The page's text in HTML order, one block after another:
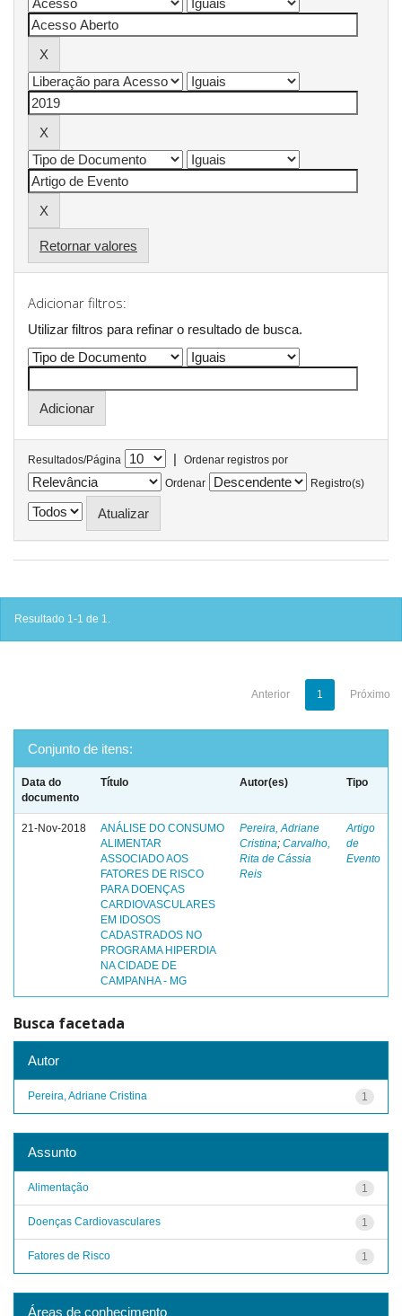
Retornar valores
Adicionar filtros:
Utilizar filtros para refinar o resultado de busca.
Resultados/Página |
Ordenar registros por
Ordenar
Registro(s)
Resultado 1-1 de 1.
Anterior 1 Próximo
Conjunto de itens:
Data do
documento
Título Autor(es) Tipo
21-Nov-2018
ANÁLISE DO CONSUMO
ALIMENTAR
ASSOCIADO AOS
FATORES DE RISCO
PARA DOENÇAS
CARDIOVASCULARES
EM IDOSOS
CADASTRADOS NO
PROGRAMA HIPERDIA
NA CIDADE DE
CAMPANHA - MG
Pereira, Adriane
Cristina; Carvalho,
Rita de Cássia
Reis
Artigo
de
Evento
Busca facetada
Autor
1
Pereira, Adriane Cristina
Assunto
1
Alimentação
1
Doenças Cardiovasculares
1
Fatores de Risco
Áreas de conhecimento